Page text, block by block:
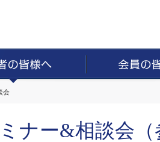
会
ナー&相談会（